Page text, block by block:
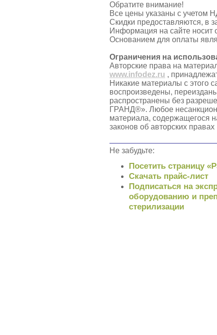
Обратите внимание!
Все цены указаны с учетом
Скидки предоставляются, в
Информация на сайте носит
Основанием для оплаты
Ограничения на
Авторские права на
www.infodez.ru ,
Никакие материалы с этого
воспроизведены,
распространены без
ГРАНД®». Любое
материала, содержащегося
законов об авторских
Не забудьте:
Посетить страницу
Скачать прайс-лист
Подписаться на
оборудованию и
стерилизации